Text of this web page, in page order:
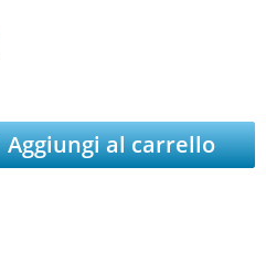
Aggiungi al carrello